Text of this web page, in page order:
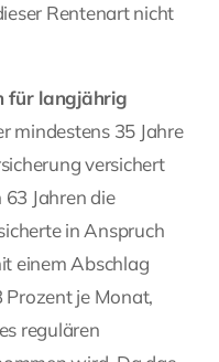
Rentenart nicht
für langjährig
mindestens 35 Jahre
versichert
Jahren die
in Anspruch
einem Abschlag
Prozent je Monat,
regulären